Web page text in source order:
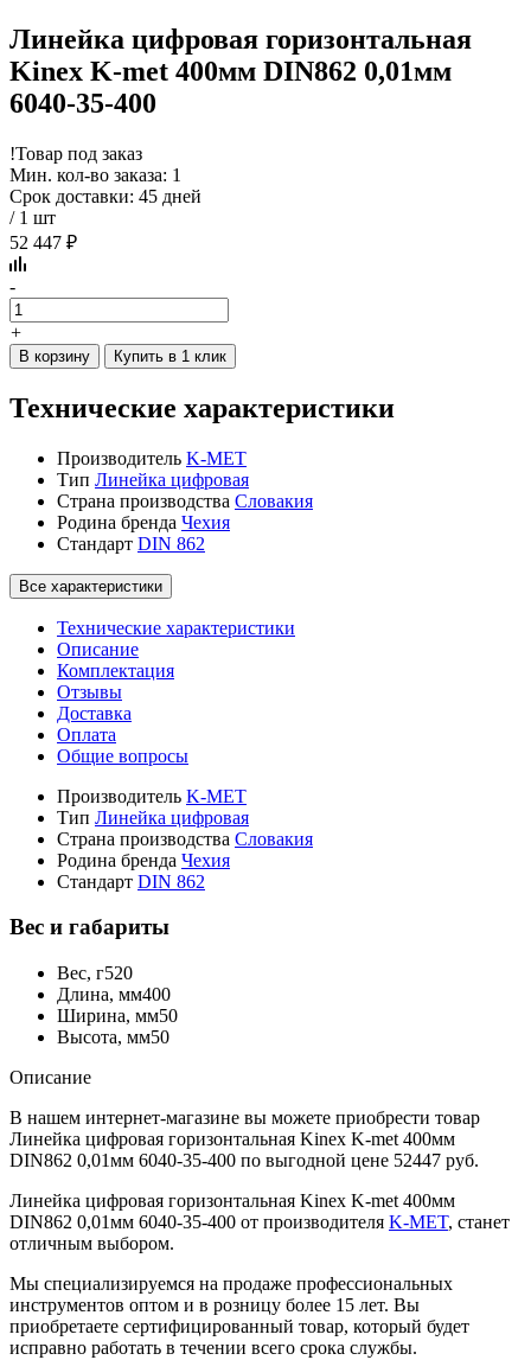
Линейка цифровая горизонтальная
Kinex K-met 400мм DIN862 0,01мм
6040-35-400
!Товар под заказ
Мин. кол-во заказа: 1
Срок доставки: 45 дней
/ 1 шт
52 447 ₽
-
+
В корзину Купить в 1 клик
Технические характеристики
Производитель K-MET
Тип Линейка цифровая
Страна производства Словакия
Родина бренда Чехия
Стандарт DIN 862
Все характеристики
Технические характеристики
Описание
Комплектация
Отзывы
Доставка
Оплата
Общие вопросы
Производитель K-MET
Тип Линейка цифровая
Страна производства Словакия
Родина бренда Чехия
Стандарт DIN 862
Вес и габариты
Вес, г520
Длина, мм400
Ширина, мм50
Высота, мм50
Описание
В нашем интернет-магазине вы можете приобрести товар
Линейка цифровая горизонтальная Kinex K-met 400мм
DIN862 0,01мм 6040-35-400 по выгодной цене 52447 руб.
Линейка цифровая горизонтальная Kinex K-met 400мм
DIN862 0,01мм 6040-35-400 от производителя K-MET, станет
отличным выбором.
Мы специализируемся на продаже профессиональных
инструментов оптом и в розницу более 15 лет. Вы
приобретаете сертифицированный товар, который будет
исправно работать в течении всего срока службы.